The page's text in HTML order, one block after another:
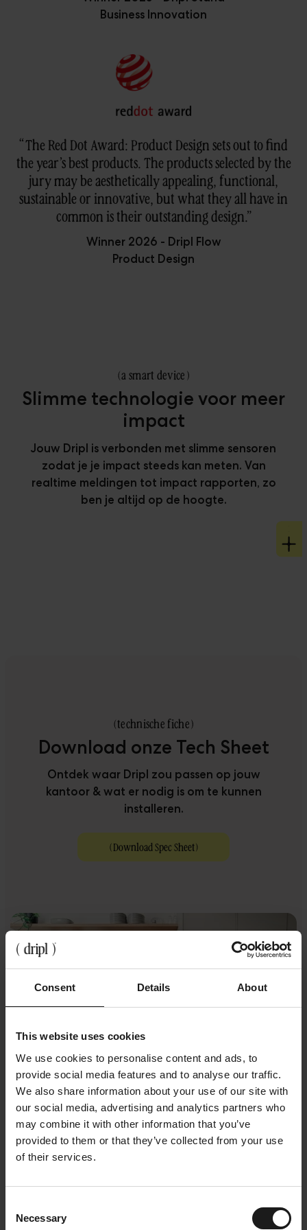
Consent Details About
This website uses cookies
We use cookies to personalise content and ads, to
provide social media features and to analyse our traffic.
We also share information about your use of our site with
our social media, advertising and analytics partners who
may combine it with other information that you’ve
provided to them or that they’ve collected from your use
of their services.
Selection
Necessary
Business Innovation
“The Red Dot Award: Product Design sets out to find
the year’s best products. The products selected by the
jury may be aesthetically appealing, functional,
sustainable or innovative, but what they all have in
common is their outstanding design.”
Winner 2026 - Dripl Flow
Product Design
(a smart device)
Slimme technologie voor meer
impact
Jouw Dripl is verbonden met slimme sensoren
zodat je je impact steeds kan meten. Van
realtime meldingen tot impact rapporten, zo
ben je altijd op de hoogte.
(technische fiche)
Download onze Tech Sheet
Ontdek waar Dripl zou passen op jouw
kantoor & wat er nodig is om te kunnen
installeren.
(Download Spec Sheet)